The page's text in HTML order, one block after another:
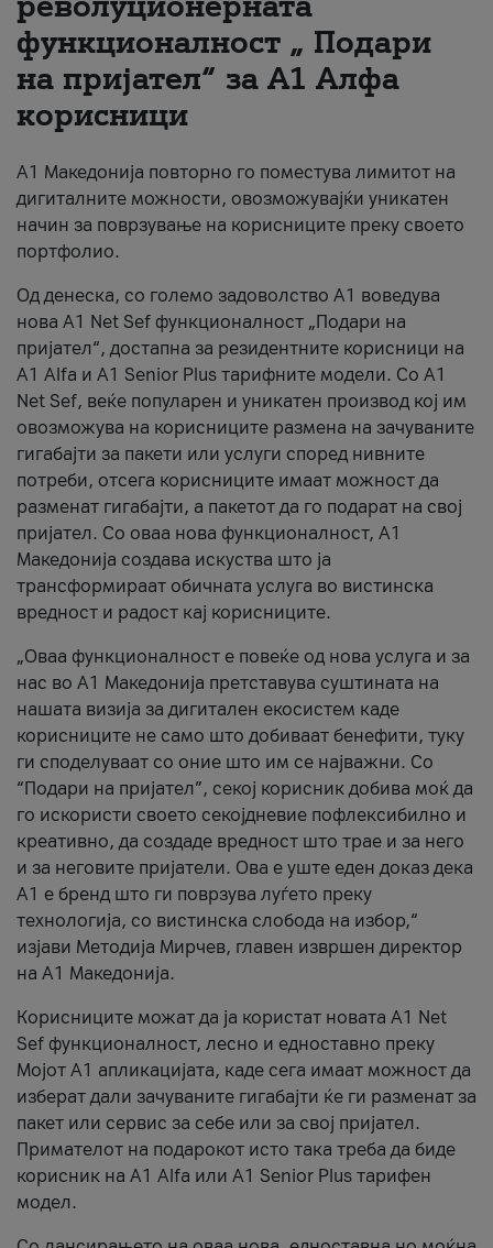
За нас
#ПодобарОнлајн
функционалност „ Подари
на пријател“ за А1 Алфа
корисници
А1 Македонија повторно го поместува лимитот на
дигиталните можности, овозможувајќи уникатен
начин за поврзување на корисниците преку своето
портфолио.
Од денеска, со големо задоволство А1 воведува
нова A1 Net Sef функционалност „Подари на
пријател“, достапна за резидентните корисници на
А1 Alfa и A1 Senior Plus тарифните модели. Со A1
Net Sef, веќе популарен и уникатен производ кој им
овозможува на корисниците размена на зачуваните
гигабајти за пакети или услуги според нивните
потреби, отсега корисниците имаат можност да
разменат гигабајти, а пакетот да го подарат на свој
пријател. Со оваа нова функционалност, А1
Македонија создава искуства што ја
трансформираат обичната услуга во вистинска
вредност и радост кај корисниците.
„Оваа функционалност е повеќе од нова услуга и за
нас во А1 Македонија претставува суштината на
нашата визија за дигитален екосистем каде
корисниците не само што добиваат бенефити, туку
ги споделуваат со оние што им се најважни. Со
“Подари на пријател”, секој корисник добива моќ да
го искористи своето секојдневие пофлексибилно и
креативно, да создаде вредност што трае и за него
и за неговите пријатели. Ова е уште еден доказ дека
А1 е бренд што ги поврзува луѓето преку
технологија, со вистинска слобода на избор,“
изјави Методија Мирчев, главен извршен директор
на А1 Македонија.
Корисниците можат да ја користат новата А1 Net
Sef функционалност, лесно и едноставно преку
Мојот А1 апликацијата, каде сега имаат можност да
изберат дали зачуваните гигабајти ќе ги разменат за
пакет или сервис за себе или за свој пријател.
Примателот на подарокот исто така треба да биде
корисник на А1 Alfa или A1 Senior Plus тарифен
модел.